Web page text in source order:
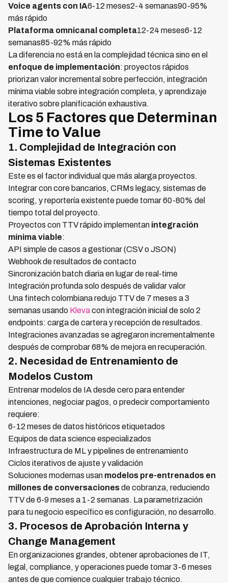
Voice agents con IA6-12 meses2-4 semanas90-95%
más rápido
Plataforma omnicanal completa12-24 meses6-12
semanas85-92% más rápido
La diferencia no está en la complejidad técnica sino en el
enfoque de implementación: proyectos rápidos
priorizan valor incremental sobre perfección, integración
mínima viable sobre integración completa, y aprendizaje
iterativo sobre planificación exhaustiva.
Los 5 Factores que Determinan
Time to Value
1. Complejidad de Integración con
Sistemas Existentes
Este es el factor individual que más alarga proyectos.
Integrar con core bancarios, CRMs legacy, sistemas de
scoring, y reportería existente puede tomar 60-80% del
tiempo total del proyecto.
Proyectos con TTV rápido implementan integración
mínima viable:
API simple de casos a gestionar (CSV o JSON)
Webhook de resultados de contacto
Sincronización batch diaria en lugar de real-time
Integración profunda solo después de validar valor
Una fintech colombiana redujo TTV de 7 meses a 3
semanas usando Klevacon integración inicial de solo 2
endpoints: carga de cartera y recepción de resultados.
Integraciones avanzadas se agregaron incrementalmente
después de comprobar 68% de mejora en recuperación.
2. Necesidad de Entrenamiento de
Modelos Custom
Entrenar modelos de IA desde cero para entender
intenciones, negociar pagos, o predecir comportamiento
requiere:
6-12 meses de datos históricos etiquetados
Equipos de data science especializados
Infraestructura de ML y pipelines de entrenamiento
Ciclos iterativos de ajuste y validación
Soluciones modernas usan modelos pre-entrenados en
millones de conversacionesde cobranza, reduciendo
TTV de 6-9 meses a 1-2 semanas. La parametrización
para tu negocio específico es configuración, no desarrollo.
3. Procesos de Aprobación Interna y
Change Management
En organizaciones grandes, obtener aprobaciones de IT,
legal, compliance, y operaciones puede tomar 3-6 meses
antes de que comience cualquier trabajo técnico.